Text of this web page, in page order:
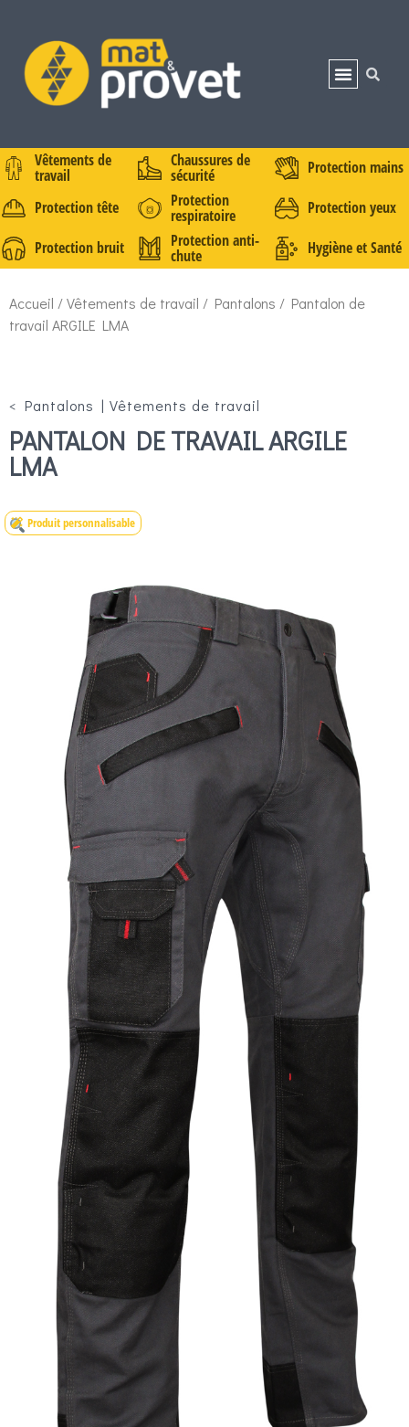
Vêtements de
travail
Chaussures de
sécurité
Protection mains
Protection tête
Protection
respiratoire
Protection yeux
Protection bruit
Protection anti-
chute Hygiène et Santé
Accueil /Vêtements de travail / Pantalons / Pantalon de
travail ARGILE LMA
< Pantalons | Vêtements de travail
PANTALON DE TRAVAIL ARGILE
LMA
Produit personnalisable